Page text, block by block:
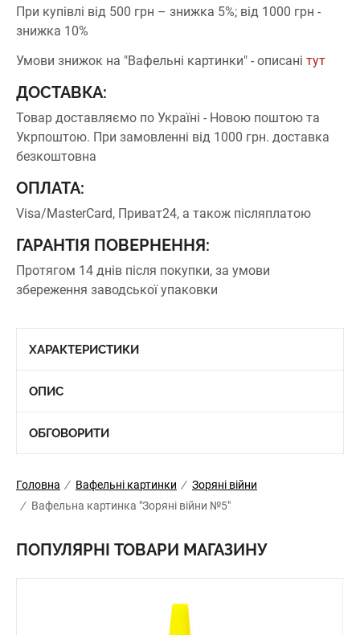
При купівлі від 500 грн – знижка 5%; від 1000 грн -
знижка 10%
Умови знижок на "Вафельні картинки" - описані тут
ДОСТАВКА:
Товар доставляємо по Україні - Новою поштою та
Укрпоштою. При замовленні від 1000 грн. доставка
безкоштовна
ОПЛАТА:
Visa/MasterCard, Приват24, а також післяплатою
ГАРАНТІЯ ПОВЕРНЕННЯ:
Протягом 14 днів після покупки, за умови
збереження заводської упаковки
ХАРАКТЕРИСТИКИ
ОПИС
ОБГОВОРИТИ
Головна / Вафельні картинки / Зоряні війни
/ Вафельна картинка "Зоряні війни №5"
ПОПУЛЯРНІ ТОВАРИ МАГАЗИНУ